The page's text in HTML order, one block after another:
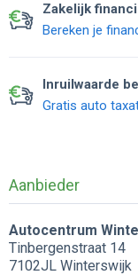
Zakelijk
Bereken je
Inruilwaarde
Gratis auto
Aanbieder
Autocentrum
Tinbergenstraat 14
7102JL Winterswijk